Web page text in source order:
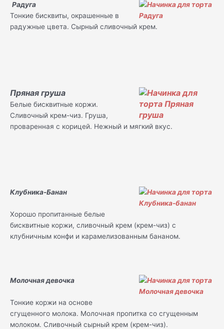
Радуга
Тонкие бисквиты, окрашенные в
радужные цвета. Сырный сливочный крем.
Пряная груша
Белые бисквитные коржи.
Сливочный крем-чиз. Груша,
проваренная с корицей. Нежный и мягкий вкус.
Клубника-Банан
Хорошо пропитанные белые
бисквитные коржи, сливочный крем (крем-чиз) с
клубничным конфи и карамелизованным бананом.
Молочная девочка
Тонкие коржи на основе
сгущенного молока. Молочная пропитка со сгущенным
молоком. Сливочный сырный крем (крем-чиз).